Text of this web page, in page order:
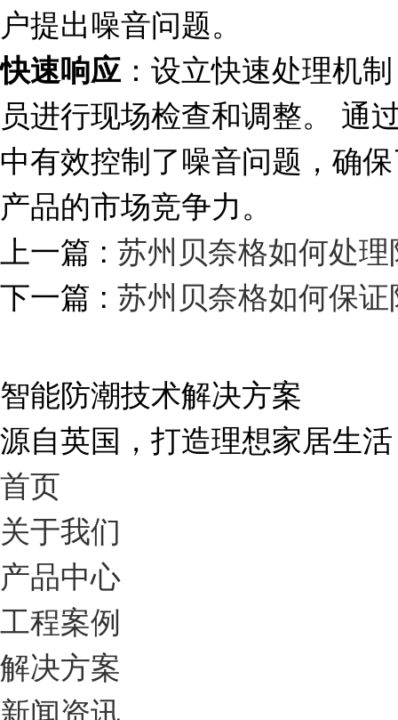
户提出噪音问题。
快速响应 ：设立快速处理机
员进行现场检查和调整。 通
中有效控制了噪音问题，确
产品的市场竞争力。
上一篇 : 苏州贝奈格如何处
下一篇 : 苏州贝奈格如何保
智能防潮技术解决方案
源自英国，打造理想家居生活
首页
关于我们
产品中心
工程案例
解决方案
新闻资讯